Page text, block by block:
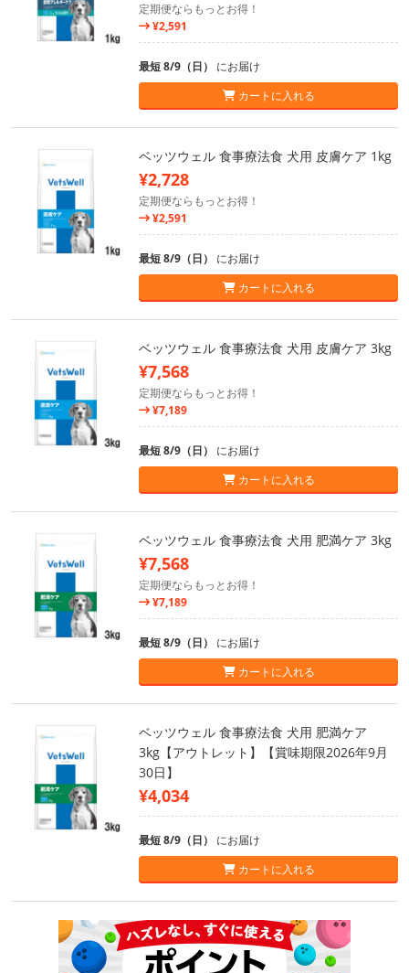
定期便ならもっとお得！
¥2,591
最短 8/9（日） にお届け
カートに入れる
ベッツウェル 食事療法食 犬用 皮膚ケア 1kg
¥2,728
定期便ならもっとお得！
¥2,591
最短 8/9（日） にお届け
カートに入れる
ベッツウェル 食事療法食 犬用 皮膚ケア 3kg
¥7,568
定期便ならもっとお得！
¥7,189
最短 8/9（日） にお届け
カートに入れる
ベッツウェル 食事療法食 犬用 肥満ケア 3kg
¥7,568
定期便ならもっとお得！
¥7,189
最短 8/9（日） にお届け
カートに入れる
ベッツウェル 食事療法食 犬用 肥満ケア
3kg【アウトレット】【賞味期限2026年9月
30日】
¥4,034
最短 8/9（日） にお届け
カートに入れる